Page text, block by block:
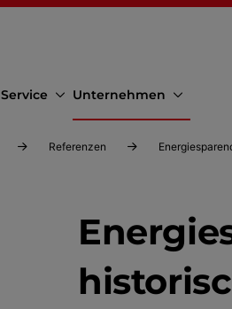
Service Unternehmen
Referenzen